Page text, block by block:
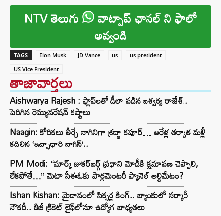
NTV తెలుగు వాట్సాప్ ఛానల్ ని ఫాలో
అవ్వండి
TAGS Elon Musk JD Vance us
us president
US Vice President
తాజావార్తలు
Aishwarya Rajesh : ఫ్లాప్‌లతో డీలా పడిన ఐశ్వర్య రాజేశ్..
పెరిగిన రెమ్యునరేషన్‌ కష్టాలు
Naagin: కోరికలు తీర్చే నాగినిగా శ్రద్ధా కపూర్… ఆరేళ్ల తర్వాత మళ్లీ
కదిలిన ‘ఇచ్ఛాధారి నాగిన్’..
PM Modi: “మార్క్ జుకర్‌బర్గ్ ప్రధాని మోడీకి క్షమాపణ చెప్పాలి,
లేకపోతే…” మెటా సీఈఓకు పార్లమెంటరీ ప్యానెల్ అల్టిమేటం?
Ishan Kishan: మైదానంలో సిక్సర్ల కింగ్.. బ్యాంకులో సర్కారీ
నౌకరీ.. బిజీ క్రికెట్ లైఫ్‌లోనూ ఉద్యోగ బాధ్యతలు